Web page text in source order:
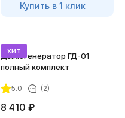
Купить в 1 клик
хит
Дымогенератор ГД-01
полный комплект
5.0 (2)
8 410 ₽